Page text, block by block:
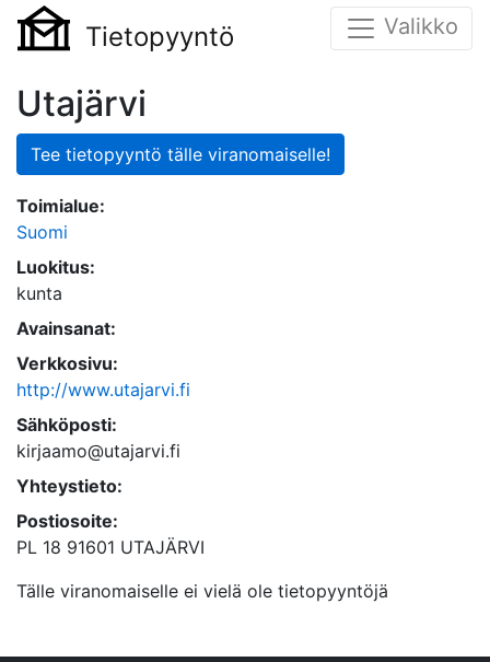
Tietopyyntö Valikko
Utajärvi
Tee tietopyyntö tälle viranomaiselle!
Toimialue:
Suomi
Luokitus:
kunta
Avainsanat:
Verkkosivu:
http://www.utajarvi.fi
Sähköposti:
kirjaamo@utajarvi.fi
Yhteystieto:
Postiosoite:
PL 18 91601 UTAJÄRVI
Tälle viranomaiselle ei vielä ole tietopyyntöjä